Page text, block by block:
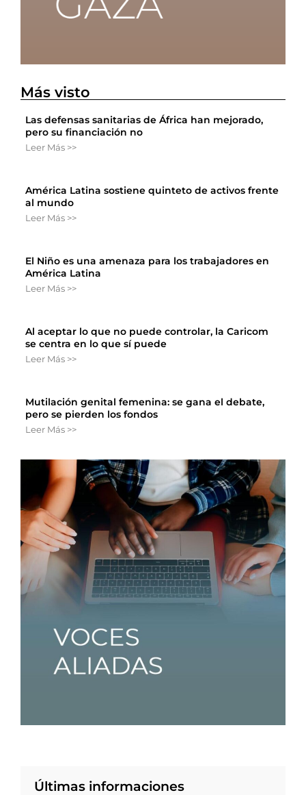
Más visto
Las defensas sanitarias de África han mejorado,
pero su financiación no
Leer Más >>
América Latina sostiene quinteto de activos frente
al mundo
Leer Más >>
El Niño es una amenaza para los trabajadores en
América Latina
Leer Más >>
Al aceptar lo que no puede controlar, la Caricom
se centra en lo que sí puede
Leer Más >>
Mutilación genital femenina: se gana el debate,
pero se pierden los fondos
Leer Más >>
Últimas informaciones